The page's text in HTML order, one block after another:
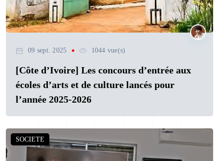
09 sept. 2025 1044 vue(s)
[Côte d’Ivoire] Les concours d’entrée aux
écoles d’arts et de culture lancés pour
l’année 2025-2026
SOCIETE